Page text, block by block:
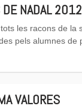
DE NADAL 2012
les racons de
pels alumnes
VALORES